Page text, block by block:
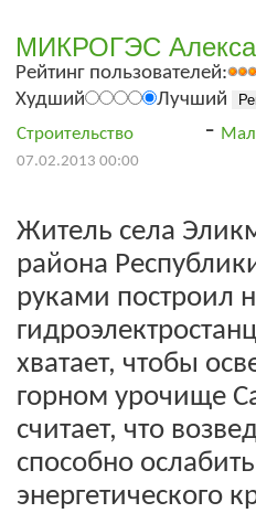
МИКРОГЭС
Рейтинг пользователей:
Худший
Лучший
Строительство -
07.02.2013 00:00
Житель села
района
руками построил
хватает, чтобы
горном урочище
считает, что
способно
энергетического